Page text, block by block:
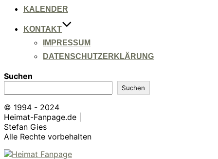
KALENDER
KONTAKT
IMPRESSUM
DATENSCHUTZERKLÄRUNG
Suchen
Suchen
© 1994 - 2024
Heimat-Fanpage.de |
Stefan Gies
Alle Rechte vorbehalten
Zum